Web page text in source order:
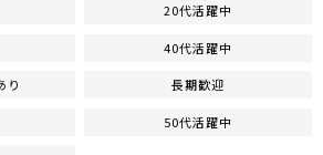
20代活躍中
40代活躍中
り 長期歓迎
50代活躍中